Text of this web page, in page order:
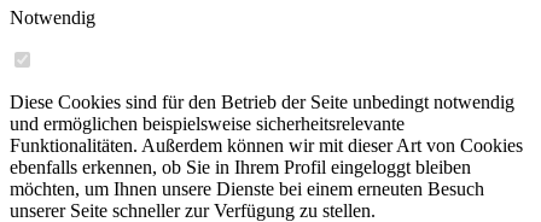
Notwendig
Diese Cookies sind für den Betrieb der Seite unbedingt notwendig
und ermöglichen beispielsweise sicherheitsrelevante
Funktionalitäten. Außerdem können wir mit dieser Art von Cookies
ebenfalls erkennen, ob Sie in Ihrem Profil eingeloggt bleiben
möchten, um Ihnen unsere Dienste bei einem erneuten Besuch
unserer Seite schneller zur Verfügung zu stellen.